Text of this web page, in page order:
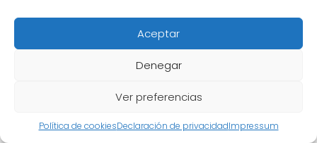
Aceptar
Denegar
Ver preferencias
Política de cookiesDeclaración de privacidadImpressum
Cuáles son las limitaciones
y debilidades de Broly y
extremadamente poderosos en el universo